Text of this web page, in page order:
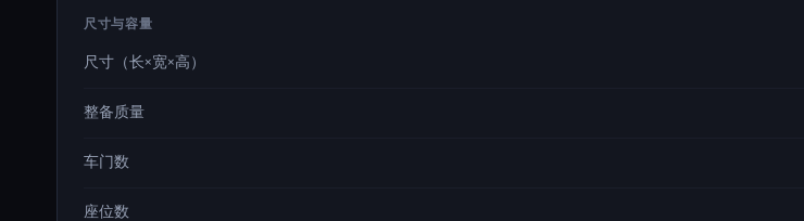
尺寸与容量
尺寸（长×宽×高）
整备质量
车门数
座位数